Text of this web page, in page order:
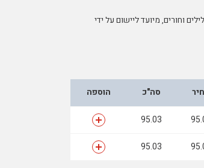
וחורים, מיועד ליישום על ידי
סה"כ הוספה
95.03
95.03